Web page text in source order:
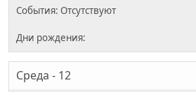
Среда - 12